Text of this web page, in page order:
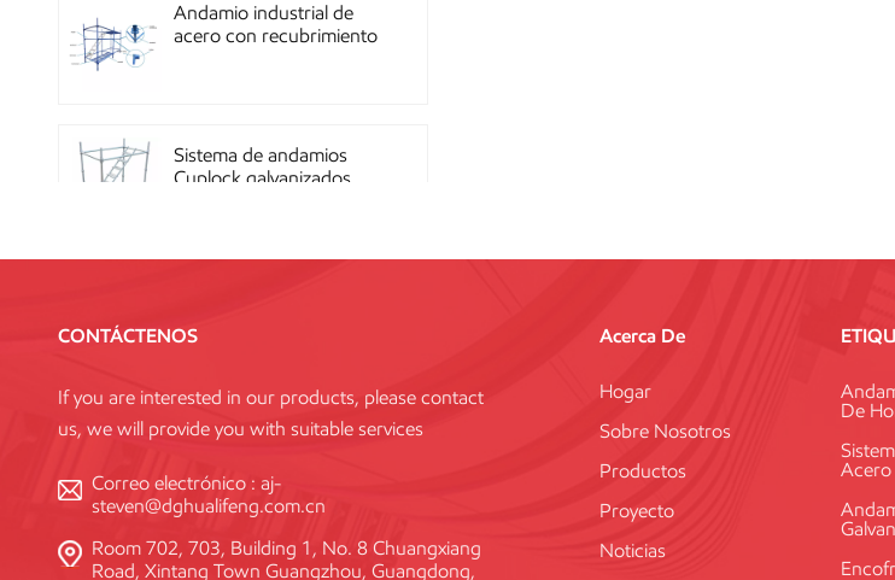
Andamio industrial de
acero con recubrimiento
Sistema de andamios
Cuplock galvanizados
en polvo para la
Andamio Layher Ring
resistencia Q345
estándar
CONTÁCTENOS
If you are interested in our products, please contact
us, we will provide you with suitable services
Correo electrónico : aj-
steven@dghualifeng.com.cn
Room 702, 703, Building 1, No. 8 Chuangxiang
Road, Xintang Town Guangzhou, Guangdong,
Acerca De
Hogar
Sobre Nosotros
Productos
Proyecto
Noticias
De
Acero